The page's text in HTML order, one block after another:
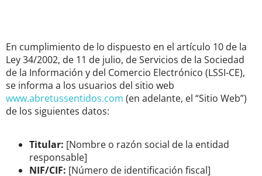
En cumplimiento de lo dispuesto en el artículo 10 de la
Ley 34/2002, de 11 de julio, de Servicios de la Sociedad
de la Información y del Comercio Electrónico (LSSI-CE),
se informa a los usuarios del sitio web
www.abretussentidos.com (en adelante, el “Sitio Web”)
de los siguientes datos:
Titular: [Nombre o razón social de la entidad
responsable]
NIF/CIF: [Número de identificación fiscal]